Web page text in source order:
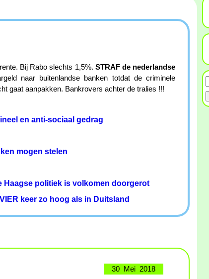
Bij Rabo slechts 1,5%. STRAF de nederlandse
naar buitenlandse banken totdat de criminele
gaat aanpakken. Bankrovers achter de tralies !!!
en anti-sociaal gedrag
mogen stelen
Haagse politiek is volkomen doorgerot
keer zo hoog als in Duitsland
30 Mei 2018